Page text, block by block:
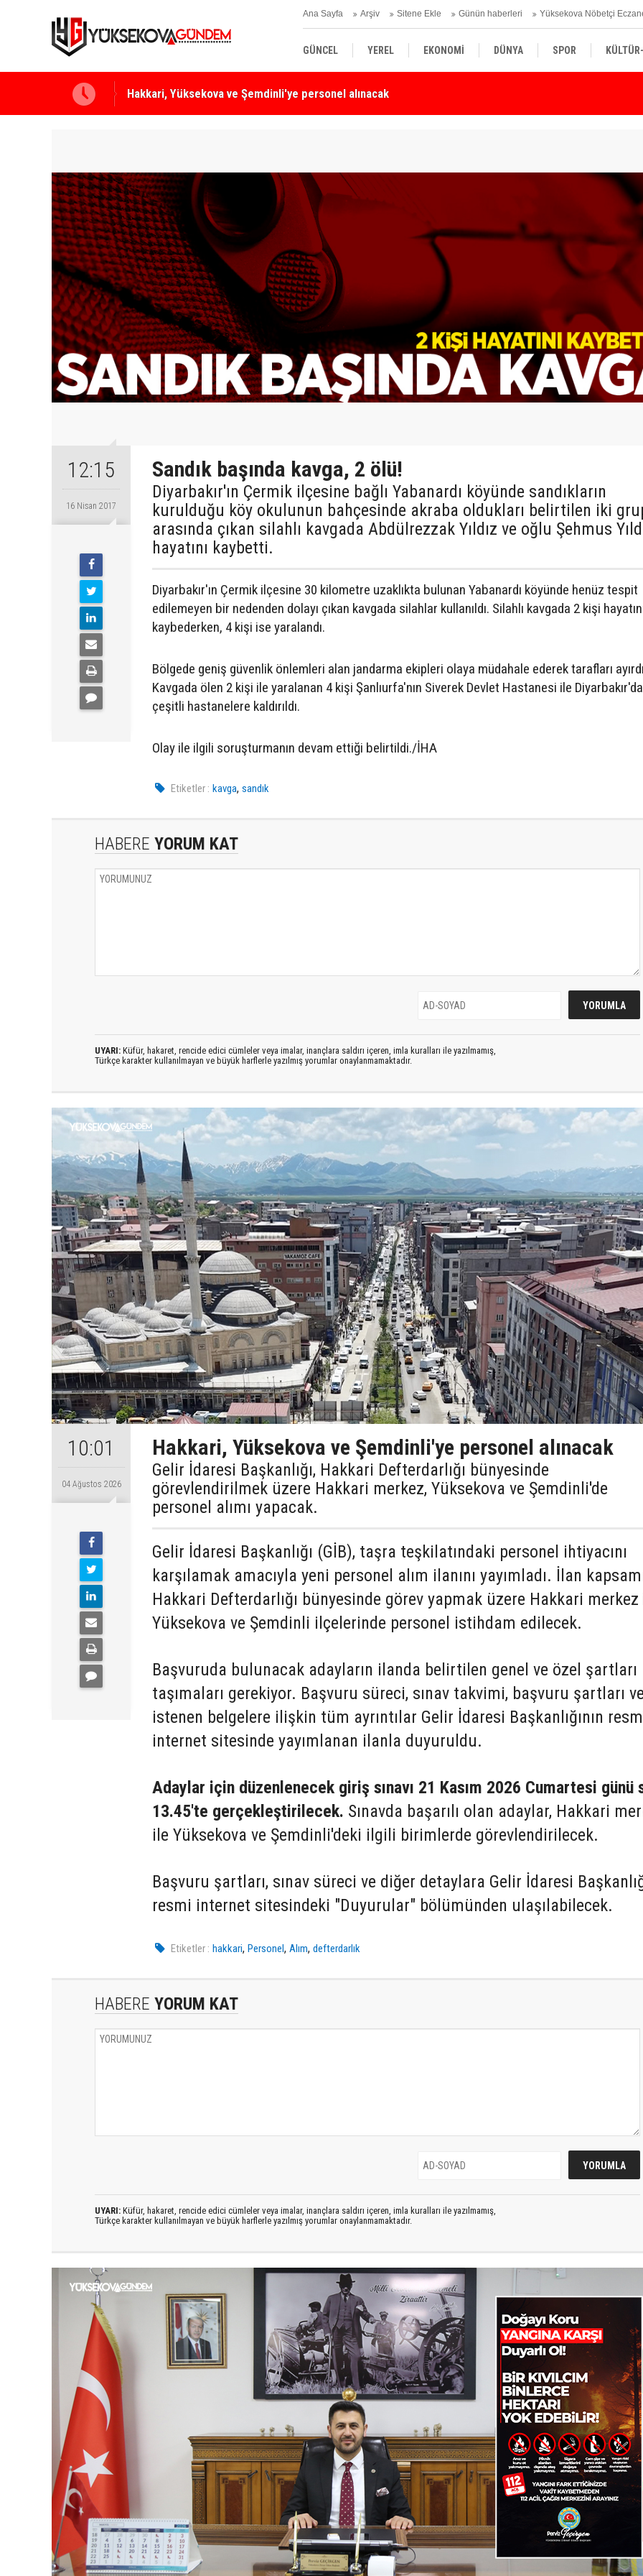
Ana Sayfa Arşiv Sitene Ekle Günün haberleri Yüksekova Nöbetçi
GÜNCEL YEREL EKONOMİ DÜNYA SPOR
SİYASET TEKNOLOJİ
Yüksekova Ziraat Odası'ndan Yangınlara Karşı Duyarlılık Çağrısı
12:15
16 Nisan 2017
Sandık başında kavga, 2 ölü!
Diyarbakır'ın Çermik ilçesine bağlı Yabanardı köyünde sandıkların
kurulduğu köy okulunun bahçesinde akraba oldukları belirtilen iki
arasında çıkan silahlı kavgada Abdülrezzak Yıldız ve oğlu Şehmus
hayatını kaybetti.
Diyarbakır'ın Çermik ilçesine 30 kilometre uzaklıkta bulunan Yabanardı köyünde henüz tespit
edilemeyen bir nedenden dolayı çıkan kavgada silahlar kullanıldı. Silahlı kavgada 2 kişi
kaybederken, 4 kişi ise yaralandı.
Bölgede geniş güvenlik önlemleri alan jandarma ekipleri olaya müdahale ederek tarafları
Kavgada ölen 2 kişi ile yaralanan 4 kişi Şanlıurfa'nın Siverek Devlet Hastanesi ile
çeşitli hastanelere kaldırıldı.
Olay ile ilgili soruşturmanın devam ettiği belirtildi./İHA
Etiketler : kavga,sandık
HABERE YORUM KAT
UYARI: Küfür, hakaret, rencide edici cümleler veya imalar, inançlara saldırı içeren, imla kuralları ile yazılmamış,
Türkçe karakter kullanılmayan ve büyük harflerle yazılmış yorumlar onaylanmamaktadır.
10:01
04 Ağustos 2026
Hakkari, Yüksekova ve Şemdinli'ye personel alınacak
Gelir İdaresi Başkanlığı, Hakkari Defterdarlığı bünyesinde
görevlendirilmek üzere Hakkari merkez, Yüksekova ve Şemdinli'de
personel alımı yapacak.
Gelir İdaresi Başkanlığı (GİB), taşra teşkilatındaki personel ihtiyacını
karşılamak amacıyla yeni personel alım ilanını yayımladı. İlan
Hakkari Defterdarlığı bünyesinde görev yapmak üzere Hakkari merkez
Yüksekova ve Şemdinli ilçelerinde personel istihdam edilecek.
Başvuruda bulunacak adayların ilanda belirtilen genel ve özel şartları
taşımaları gerekiyor. Başvuru süreci, sınav takvimi, başvuru şartları ve
istenen belgelere ilişkin tüm ayrıntılar Gelir İdaresi Başkanlığının
internet sitesinde yayımlanan ilanla duyuruldu.
Adaylar için düzenlenecek giriş sınavı 21 Kasım 2026 Cumartesi günü
13.45'te gerçekleştirilecek. Sınavda başarılı olan adaylar, Hakkari
ile Yüksekova ve Şemdinli'deki ilgili birimlerde görevlendirilecek.
Başvuru şartları, sınav süreci ve diğer detaylara Gelir İdaresi
resmi internet sitesindeki "Duyurular" bölümünden ulaşılabilecek.
Etiketler : hakkari,Personel,Alım,defterdarlık
HABERE YORUM KAT
UYARI: Küfür, hakaret, rencide edici cümleler veya imalar, inançlara saldırı içeren, imla kuralları ile yazılmamış,
Türkçe karakter kullanılmayan ve büyük harflerle yazılmış yorumlar onaylanmamaktadır.